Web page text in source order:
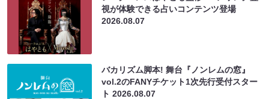
視が体験できる占いコンテンツ登場
2026.08.07
バカリズム脚本! 舞台『ノンレムの窓』
vol.2のFANYチケット1次先行受付スター
ト2026.08.07